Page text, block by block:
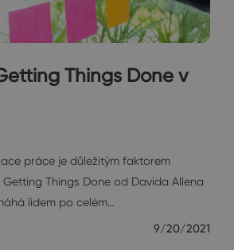
Things Done v
práce je důležitým faktorem
Things Done od Davida Allena
lidem po celém…
9/20/2021